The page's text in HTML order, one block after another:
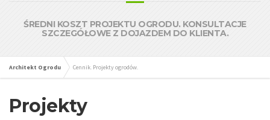
ŚREDNI KOSZT PROJEKTU OGRODU. KONSULTACJE
SZCZEGÓŁOWE Z DOJAZDEM DO KLIENTA.
Architekt Ogrodu Cennik. Projekty ogrodów.
Projekty